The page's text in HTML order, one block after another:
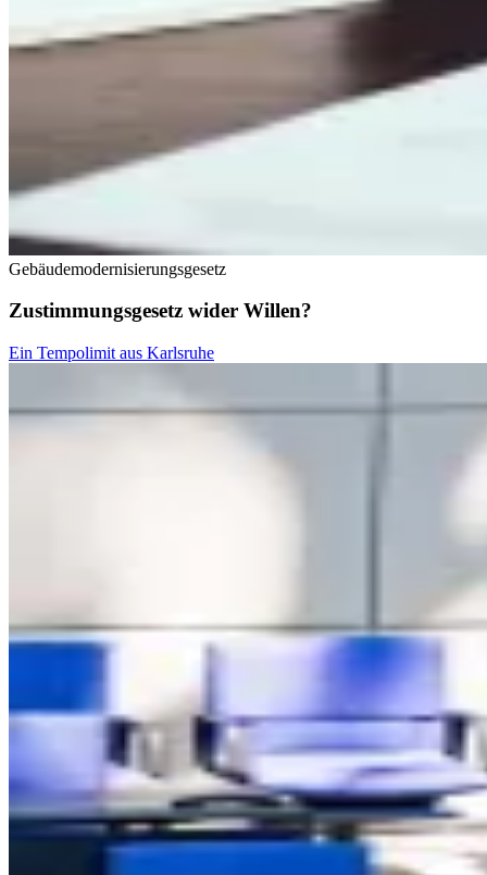
Gebäudemodernisierungsgesetz
Zustimmungsgesetz wider Willen?
Ein Tempolimit aus Karlsruhe